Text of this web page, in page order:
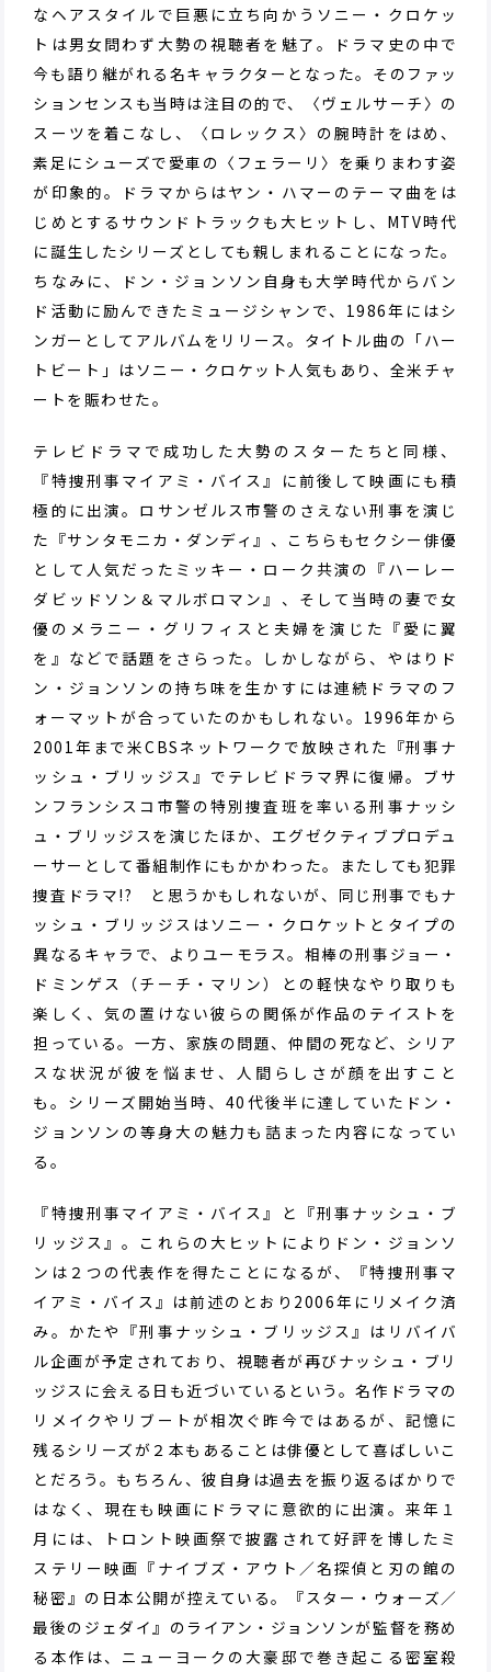
なヘアスタイルで巨悪に立ち向かうソニー・クロケッ
トは男女問わず大勢の視聴者を魅了。ドラマ史の中で
今も語り継がれる名キャラクターとなった。そのファッ
ションセンスも当時は注目の的で、〈ヴェルサーチ〉の
スーツを着こなし、〈ロレックス〉の腕時計をはめ、
素足にシューズで愛車の〈フェラーリ〉を乗りまわす姿
が印象的。ドラマからはヤン・ハマーのテーマ曲をは
じめとするサウンドトラックも大ヒットし、MTV時代
に誕生したシリーズとしても親しまれることになった。
ちなみに、ドン・ジョンソン自身も大学時代からバン
ド活動に励んできたミュージシャンで、1986年にはシ
ンガーとしてアルバムをリリース。タイトル曲の「ハー
トビート」はソニー・クロケット人気もあり、全米チャ
ートを賑わせた。
テレビドラマで成功した大勢のスターたちと同様、
『特捜刑事マイアミ・バイス』に前後して映画にも積
極的に出演。ロサンゼルス市警のさえない刑事を演じ
た『サンタモニカ・ダンディ』、こちらもセクシー俳優
として人気だったミッキー・ローク共演の『ハーレー
ダビッドソン＆マルボロマン』、そして当時の妻で女
優のメラニー・グリフィスと夫婦を演じた『愛に翼
を』などで話題をさらった。しかしながら、やはりド
ン・ジョンソンの持ち味を生かすには連続ドラマのフ
ォーマットが合っていたのかもしれない。1996年から
2001年まで米CBSネットワークで放映された『刑事ナ
ッシュ・ブリッジス』でテレビドラマ界に復帰。ブサ
ンフランシスコ市警の特別捜査班を率いる刑事ナッシ
ュ・ブリッジスを演じたほか、エグゼクティブプロデュ
ーサーとして番組制作にもかかわった。またしても犯罪
捜査ドラマ!? と思うかもしれないが、同じ刑事でもナ
ッシュ・ブリッジスはソニー・クロケットとタイプの
異なるキャラで、よりユーモラス。相棒の刑事ジョー・
ドミンゲス（チーチ・マリン）との軽快なやり取りも
楽しく、気の置けない彼らの関係が作品のテイストを
担っている。一方、家族の問題、仲間の死など、シリア
スな状況が彼を悩ませ、人間らしさが顔を出すこと
も。シリーズ開始当時、40代後半に達していたドン・
ジョンソンの等身大の魅力も詰まった内容になってい
る。
『特捜刑事マイアミ・バイス』と『刑事ナッシュ・ブ
リッジス』。これらの大ヒットによりドン・ジョンソ
ンは２つの代表作を得たことになるが、『特捜刑事マ
イアミ・バイス』は前述のとおり2006年にリメイク済
み。かたや『刑事ナッシュ・ブリッジス』はリバイバ
ル企画が予定されており、視聴者が再びナッシュ・ブリ
ッジスに会える日も近づいているという。名作ドラマの
リメイクやリブートが相次ぐ昨今ではあるが、記憶に
残るシリーズが２本もあることは俳優として喜ばしいこ
とだろう。もちろん、彼自身は過去を振り返るばかりで
はなく、現在も映画にドラマに意欲的に出演。来年１
月には、トロント映画祭で披露されて好評を博したミ
ステリー映画『ナイブズ・アウト／名探偵と刃の館の
秘密』の日本公開が控えている。『スター・ウォーズ／
最後のジェダイ』のライアン・ジョンソンが監督を務め
る本作は、ニューヨークの大豪邸で巻き起こる密室殺